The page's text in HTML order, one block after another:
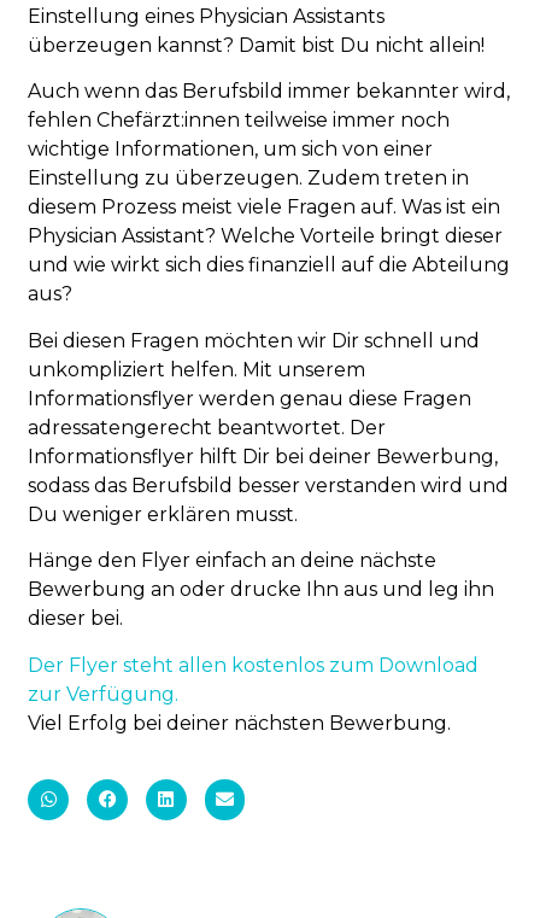
Einstellung eines Physician Assistants
überzeugen kannst? Damit bist Du nicht allein!
Auch wenn das Berufsbild immer bekannter wird,
fehlen Chefärzt:innen teilweise immer noch
wichtige Informationen, um sich von einer
Einstellung zu überzeugen. Zudem treten in
diesem Prozess meist viele Fragen auf. Was ist ein
Physician Assistant? Welche Vorteile bringt dieser
und wie wirkt sich dies finanziell auf die Abteilung
aus?
Bei diesen Fragen möchten wir Dir schnell und
unkompliziert helfen. Mit unserem
Informationsflyer werden genau diese Fragen
adressatengerecht beantwortet. Der
Informationsflyer hilft Dir bei deiner Bewerbung,
sodass das Berufsbild besser verstanden wird und
Du weniger erklären musst.
Hänge den Flyer einfach an deine nächste
Bewerbung an oder drucke Ihn aus und leg ihn
dieser bei.
Der Flyer steht allen kostenlos zum Download
zur Verfügung.
Viel Erfolg bei deiner nächsten Bewerbung.